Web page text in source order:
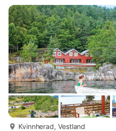
Kvinnherad, Vestland